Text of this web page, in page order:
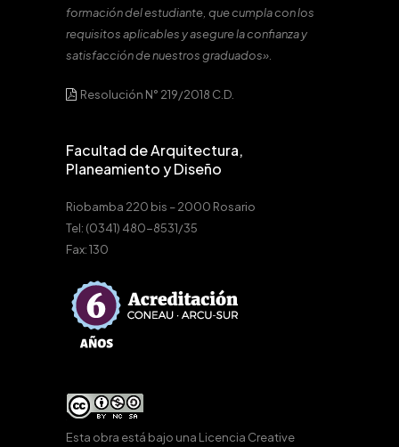
formación del estudiante, que cumpla con los
requisitos aplicables y asegure la confianza y
satisfacción de nuestros graduados».
Resolución N° 219/2018 C.D.
Facultad de Arquitectura,
Planeamiento y Diseño
Riobamba 220 bis – 2000 Rosario
Tel: (0341) 480-8531/35
Fax: 130
Esta obra está bajo una Licencia Creative